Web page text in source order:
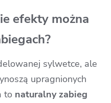
efekty można
sylwetce, ale
upragnionych
to naturalny zabieg